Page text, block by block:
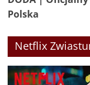
Polska
Netflix